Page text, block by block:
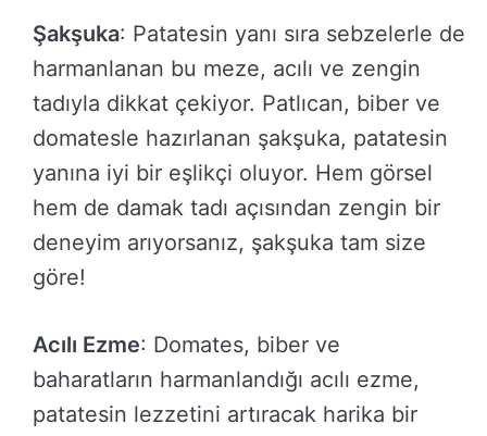
Şakşuka: Patatesin yanı sıra sebzelerle de
harmanlanan bu meze, acılı ve zengin
tadıyla dikkat çekiyor. Patlıcan, biber ve
domatesle hazırlanan şakşuka, patatesin
yanına iyi bir eşlikçi oluyor. Hem görsel
hem de damak tadı açısından zengin bir
deneyim arıyorsanız, şakşuka tam size
göre!
Acılı Ezme: Domates, biber ve
baharatların harmanlandığı acılı ezme,
patatesin lezzetini artıracak harika bir